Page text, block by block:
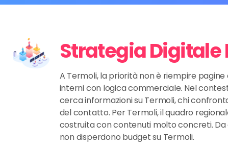
Strategia Digitale
A Termoli, la priorità non è riempire
interni con logica commerciale. Nel
cerca informazioni su Termoli, chi
del contatto. Per Termoli, il quadro
costruita con contenuti molto concreti. Da
non disperdono budget su Termoli.